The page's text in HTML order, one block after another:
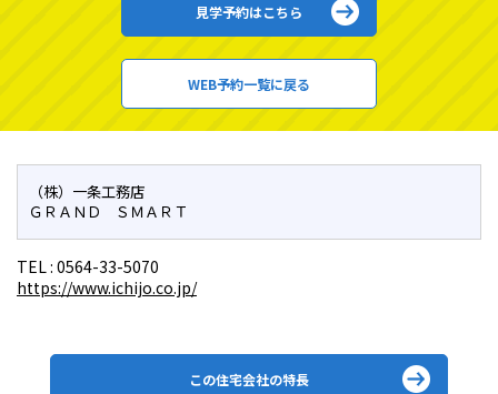
見学予約はこちら
WEB予約一覧に戻る
（株）一条工務店
ＧＲＡＮＤ ＳＭＡＲＴ
TEL : 0564-33-5070
https://www.ichijo.co.jp/
この住宅会社の特長